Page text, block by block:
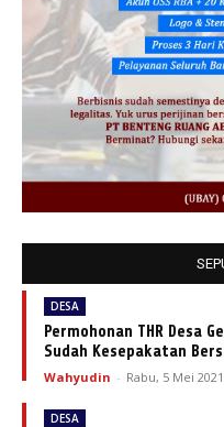
DESA
Permohonan THR Desa
Sudah Kesepakatan
Wahyudin - Rabu, 5 Mei
DESA